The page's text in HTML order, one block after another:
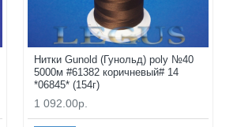
Нитки Gunold (Гунольд) poly №40
5000м #61382 коричневый# 14
*06845* (154г)
1 092.00р.